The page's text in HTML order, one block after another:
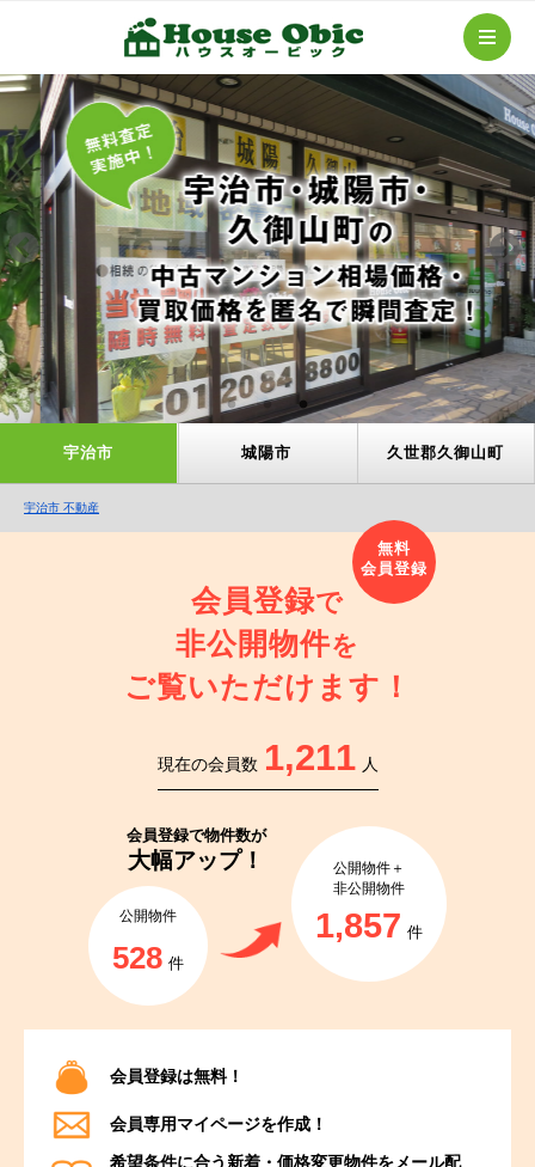
宇治市 城陽市 久世郡久御山町
宇治市 不動産
会員登録で
非公開物件を
ご覧いただけます！
現在の会員数 1,211 人
会員登録で物件数が
大幅アップ！
公開物件
528 件
公開物件＋
非公開物件
1,857 件
会員登録は無料！
会員専用マイページを作成！
希望条件に合う新着・価格変更物件をメール配